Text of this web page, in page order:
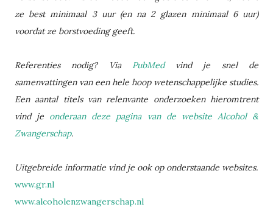
ze best minimaal 3 uur (en na 2 glazen minimaal 6 uur)
voordat ze borstvoeding geeft.
Referenties nodig? Via PubMed vind je snel de
samenvattingen van een hele hoop wetenschappelijke studies.
Een aantal titels van relenvante onderzoeken hieromtrent
vind je onderaan deze pagina van de website Alcohol &
Zwangerschap.
Uitgebreide informatie vind je ook op onderstaande websites.
www.gr.nl
www.alcoholenzwangerschap.nl